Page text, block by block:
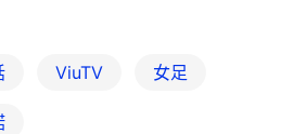
ViuTV 女足